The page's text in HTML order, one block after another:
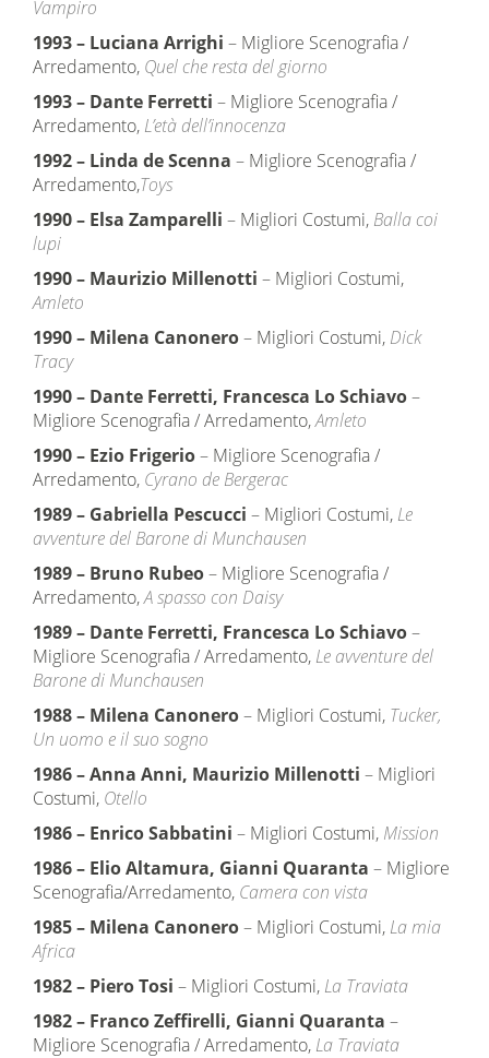
Vampiro
1993– Luciana Arrighi – Migliore Scenografia /
Arredamento, Quel che resta del giorno
1993– Dante Ferretti – Migliore Scenografia /
Arredamento, L’età dell’innocenza
1992– Linda de Scenna – Migliore Scenografia /
Arredamento,Toys
1990– Elsa Zamparelli – Migliori Costumi, Balla coi
lupi
1990– Maurizio Millenotti – Migliori Costumi,
Amleto
1990– Milena Canonero– Migliori Costumi, Dick
Tracy
1990– Dante Ferretti, Francesca Lo Schiavo–
Migliore Scenografia / Arredamento,Amleto
1990– Ezio Frigerio– Migliore Scenografia /
Arredamento, Cyrano de Bergerac
1989– Gabriella Pescucci – Migliori Costumi, Le
avventure del Barone di Munchausen
1989– Bruno Rubeo– Migliore Scenografia /
Arredamento,A spasso con Daisy
1989– Dante Ferretti, Francesca Lo Schiavo–
Migliore Scenografia / Arredamento, Le avventure del
Barone di Munchausen
1988– Milena Canonero– Migliori Costumi, Tucker,
Un uomo e il suo sogno
1986–Anna Anni, Maurizio Millenotti – Migliori
Costumi, Otello
1986– Enrico Sabbatini – Migliori Costumi, Mission
1986– Elio Altamura, Gianni Quaranta – Migliore
Scenografia/Arredamento, Camera con vista
1985– Milena Canonero– Migliori Costumi, La mia
Africa
1982– Piero Tosi – Migliori Costumi, La Traviata
1982– Franco Zeffirelli, Gianni Quaranta –
Migliore Scenografia / Arredamento, La Traviata